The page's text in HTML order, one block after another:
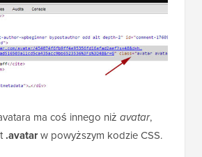
ma coś innego niżavatar,